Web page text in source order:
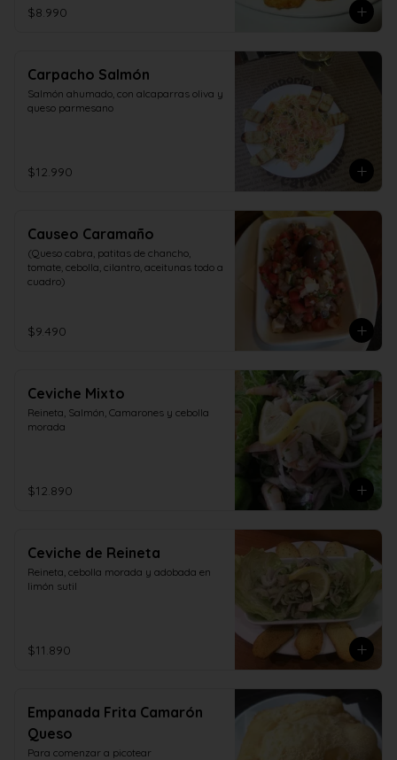
$8.990
Carpacho Salmón
Salmón ahumado, con alcaparras oliva y
queso parmesano
$12.990
Causeo Caramaño
(Queso cabra, patitas de chancho,
tomate, cebolla, cilantro, aceitunas todo a
cuadro)
$9.490
Ceviche Mixto
Reineta, Salmón, Camarones y cebolla
morada
$12.890
Ceviche de Reineta
Reineta, cebolla morada y adobada en
limón sutil
$11.890
Empanada Frita Camarón
Queso
Para comenzar a picotear